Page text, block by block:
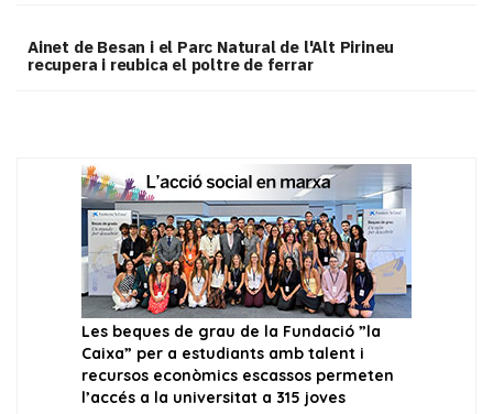
Ainet de Besan i el Parc Natural de l'Alt Pirineu
recupera i reubica el poltre de ferrar